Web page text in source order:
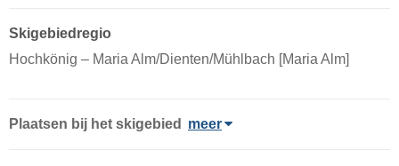
Skigebiedregio
Hochkönig – Maria Alm/​Dienten/​Mühlbach [Maria Alm]
Plaatsen bij het skigebied meer